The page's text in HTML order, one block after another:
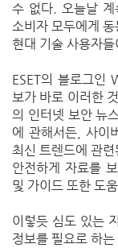
수 없다. 오늘날
소비자 모두에게
현대 기술 사용자
ESET의 블로그인
보가 바로 이러한
의 인터넷 보안 뉴
에 관해서든, 사이
최신 트렌드에 관
안전하게 자료를
및 가이드 또한 도
이렇듯 심도 있는
정보를 필요로 하